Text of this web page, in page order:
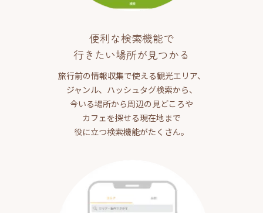
便利な検索機能で
行きたい場所が見つかる
旅行前の情報収集で使える観光エリア、
ジャンル、ハッシュタグ検索から、
今いる場所から周辺の見どころや
カフェを探せる現在地まで
役に立つ検索機能がたくさん。